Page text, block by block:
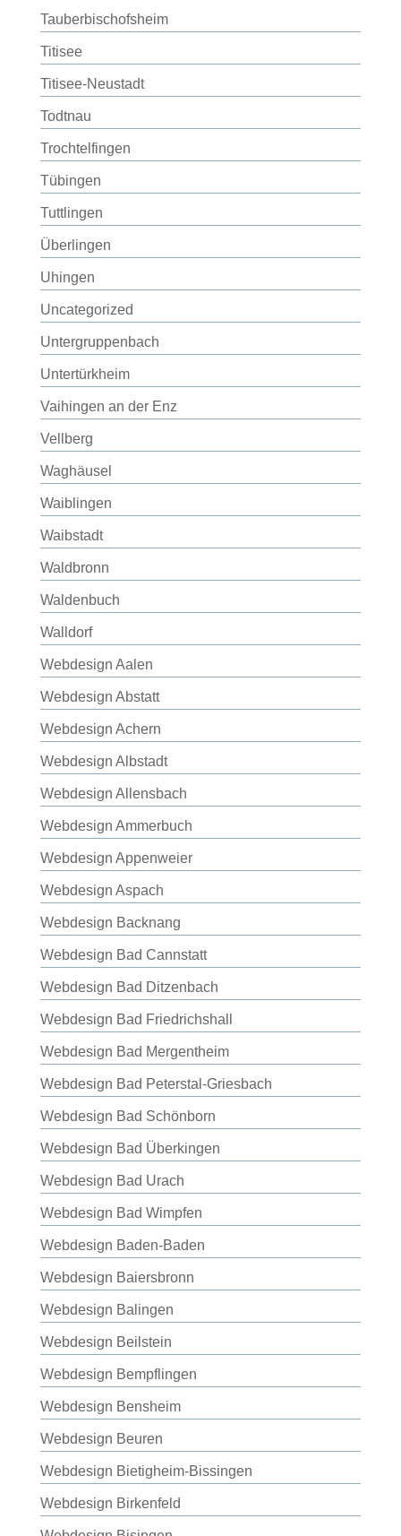
Tauberbischofsheim
Titisee
Titisee-Neustadt
Todtnau
Trochtelfingen
Tübingen
Tuttlingen
Überlingen
Uhingen
Uncategorized
Untergruppenbach
Untertürkheim
Vaihingen an der Enz
Vellberg
Waghäusel
Waiblingen
Waibstadt
Waldbronn
Waldenbuch
Walldorf
Webdesign Aalen
Webdesign Abstatt
Webdesign Achern
Webdesign Albstadt
Webdesign Allensbach
Webdesign Ammerbuch
Webdesign Appenweier
Webdesign Aspach
Webdesign Backnang
Webdesign Bad Cannstatt
Webdesign Bad Ditzenbach
Webdesign Bad Friedrichshall
Webdesign Bad Mergentheim
Webdesign Bad Peterstal-Griesbach
Webdesign Bad Schönborn
Webdesign Bad Überkingen
Webdesign Bad Urach
Webdesign Bad Wimpfen
Webdesign Baden-Baden
Webdesign Baiersbronn
Webdesign Balingen
Webdesign Beilstein
Webdesign Bempflingen
Webdesign Bensheim
Webdesign Beuren
Webdesign Bietigheim-Bissingen
Webdesign Birkenfeld